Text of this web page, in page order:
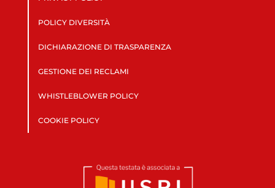
POLICY DIVERSITÀ
DICHIARAZIONE DI TRASPARENZA
GESTIONE DEI RECLAMI
WHISTLEBLOWER POLICY
COOKIE POLICY